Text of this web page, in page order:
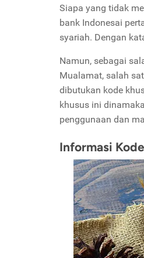
Siapa yang tidak
bank Indonesai
syariah. Dengan
Namun, sebagai
Mualamat, salah
dibutukan kode
khusus ini
penggunaan dan
Informasi